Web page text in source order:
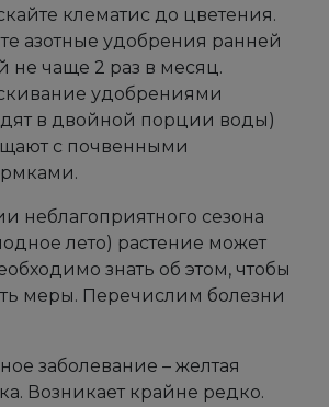
клематис до цветения.
азотные удобрения ранней
не чаще 2 раз в месяц.
удобрениями
в двойной порции воды)
с почвенными
неблагоприятного сезона
лето) растение может
знать об этом, чтобы
меры. Перечислим болезни
заболевание – желтая
Возникает крайне редко.